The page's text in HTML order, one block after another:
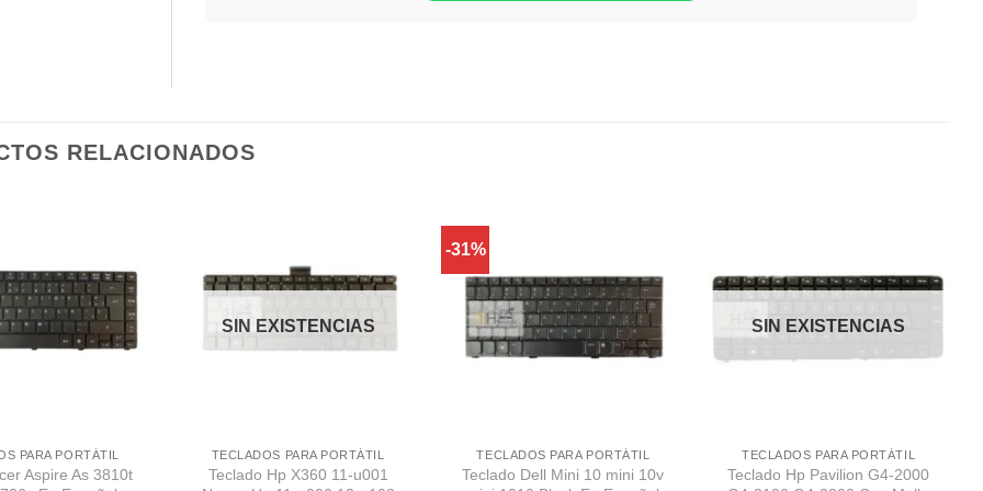
RELACIONADOS
Despues
PARA PORTÁTIL
Aspire As 3810t
SIN EXISTENCIAS
TECLADOS PARA PORTÁTIL
Teclado Hp X360 11-u001
-31%
TECLADOS PARA PORTÁTIL
Teclado Dell Mini 10 mini 10v
SIN EXISTENCIAS
TECLADOS PARA PORTÁTIL
Teclado Hp Pavilion G4-2000